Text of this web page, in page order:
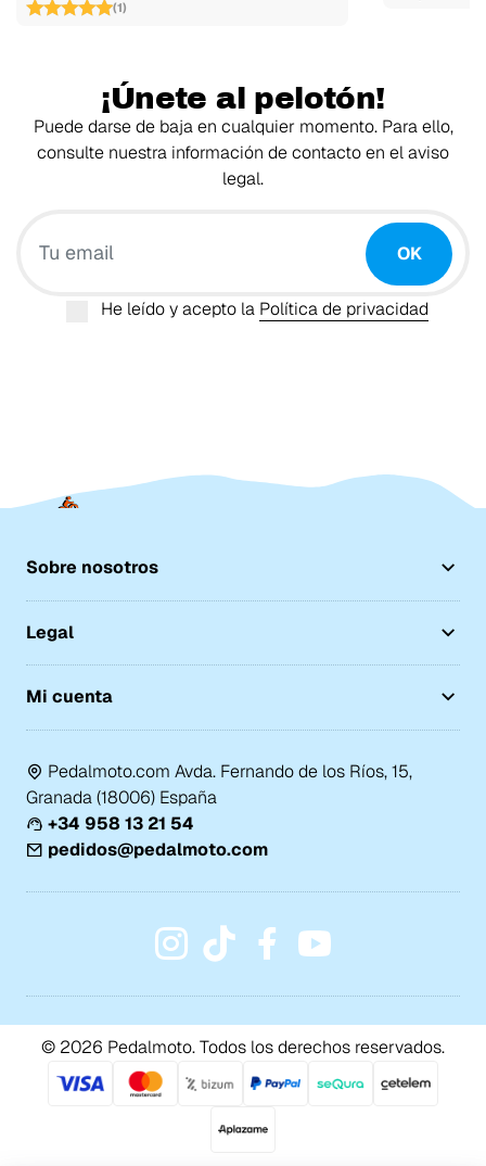
(1)
¡Únete al pelotón!
Puede darse de baja en cualquier momento. Para ello,
consulte nuestra información de contacto en el aviso
legal.
OK
He leído y acepto la Política de privacidad
Sobre nosotros
Legal
Mi cuenta
Pedalmoto.com Avda. Fernando de los Ríos, 15,
Granada (18006) España
+34 958 13 21 54
pedidos@pedalmoto.com
© 2026 Pedalmoto. Todos los derechos reservados.